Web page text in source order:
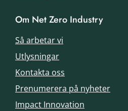
Om Net Zero Industry
Så arbetar vi
Utlysningar
Kontakta oss
Prenumerera på nyheter
Impact Innovation